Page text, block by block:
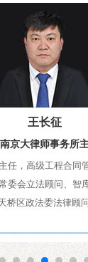
王长征
京大律师事务所
任，高级工程合同
委会立法顾问、智
桥区政法委法律顾
陈志杰
职律师 / 专利代理
的民事、行政案件
验。